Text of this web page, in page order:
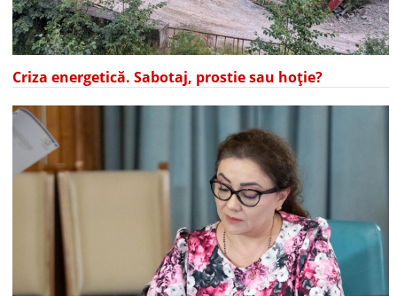
Criza energetică. Sabotaj, prostie sau hoție?